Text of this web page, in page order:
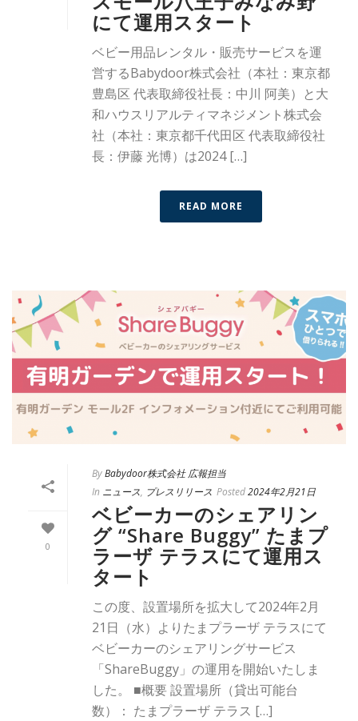
にて運用スタート
ベビー用品レンタル・販売サービスを運
営するBabydoor株式会社（本社：東京都
豊島区 代表取締役社長：中川 阿美）と大
和ハウスリアルティマネジメント株式会
社（本社：東京都千代田区 代表取締役社
長：伊藤 光博）は2024 […]
READ MORE
0
ByBabydoor株式会社 広報担当
In ニュース, プレスリリース Posted2024年2月21日
ベビーカーのシェアリン
グ “Share Buggy” たまプ
ラーザ テラスにて運用ス
タート
この度、設置場所を拡大して2024年2月
21日（水）よりたまプラーザ テラスにて
ベビーカーのシェアリングサービス
「ShareBuggy」の運用を開始いたしま
した。 ■概要 設置場所（貸出可能台
数）： たまプラーザ テラス […]